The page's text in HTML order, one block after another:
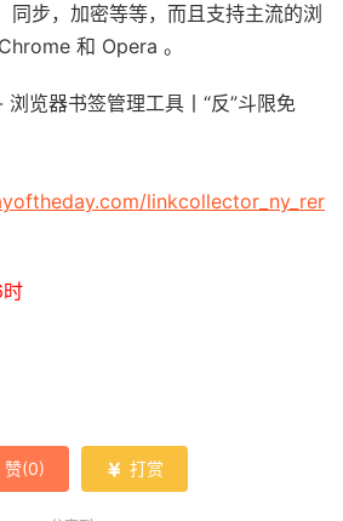
同步，加密等等，而且支持主流的浏
和 Opera 。
linkcollector_ny_rer
时
赞(0)  打赏